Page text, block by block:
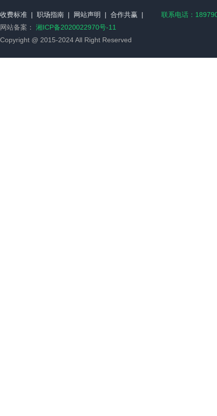
收费标准 | 职场指南 | 网站声明 | 合作共赢 |
联系电话：
网站备案： 湘ICP备2020022970号-11
Copyright @ 2015-2024 All Right Reserved